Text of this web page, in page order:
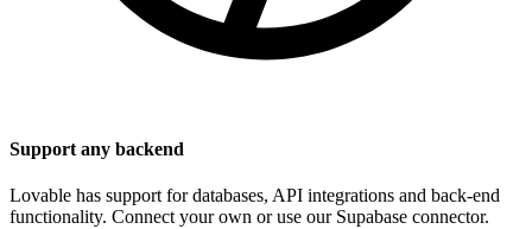
Support any backend
Lovable has support for databases, API integrations and back-end
functionality. Connect your own or use our Supabase connector.